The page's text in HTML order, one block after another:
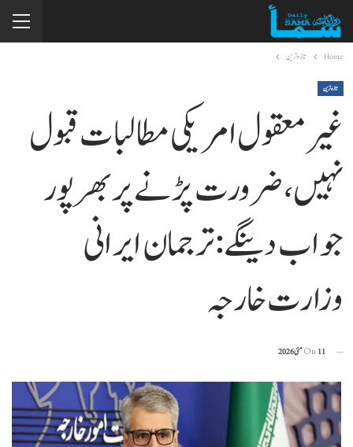
Home تازہ ترین
تازہ ترین
غیر معقول امریکی مطالبات قبول
نہیں، ضرورت پڑنے پر بھرپور
جواب دینگے: ترجمان ایرانی
وزارت خارجہ
On11 مئی 2026